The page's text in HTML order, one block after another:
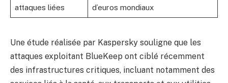
attaques liées
d’euros mondiaux
Une étude réalisée par Kaspersky souligne que les
attaques exploitant BlueKeep ont ciblé récemment
des infrastructures critiques, incluant notamment des